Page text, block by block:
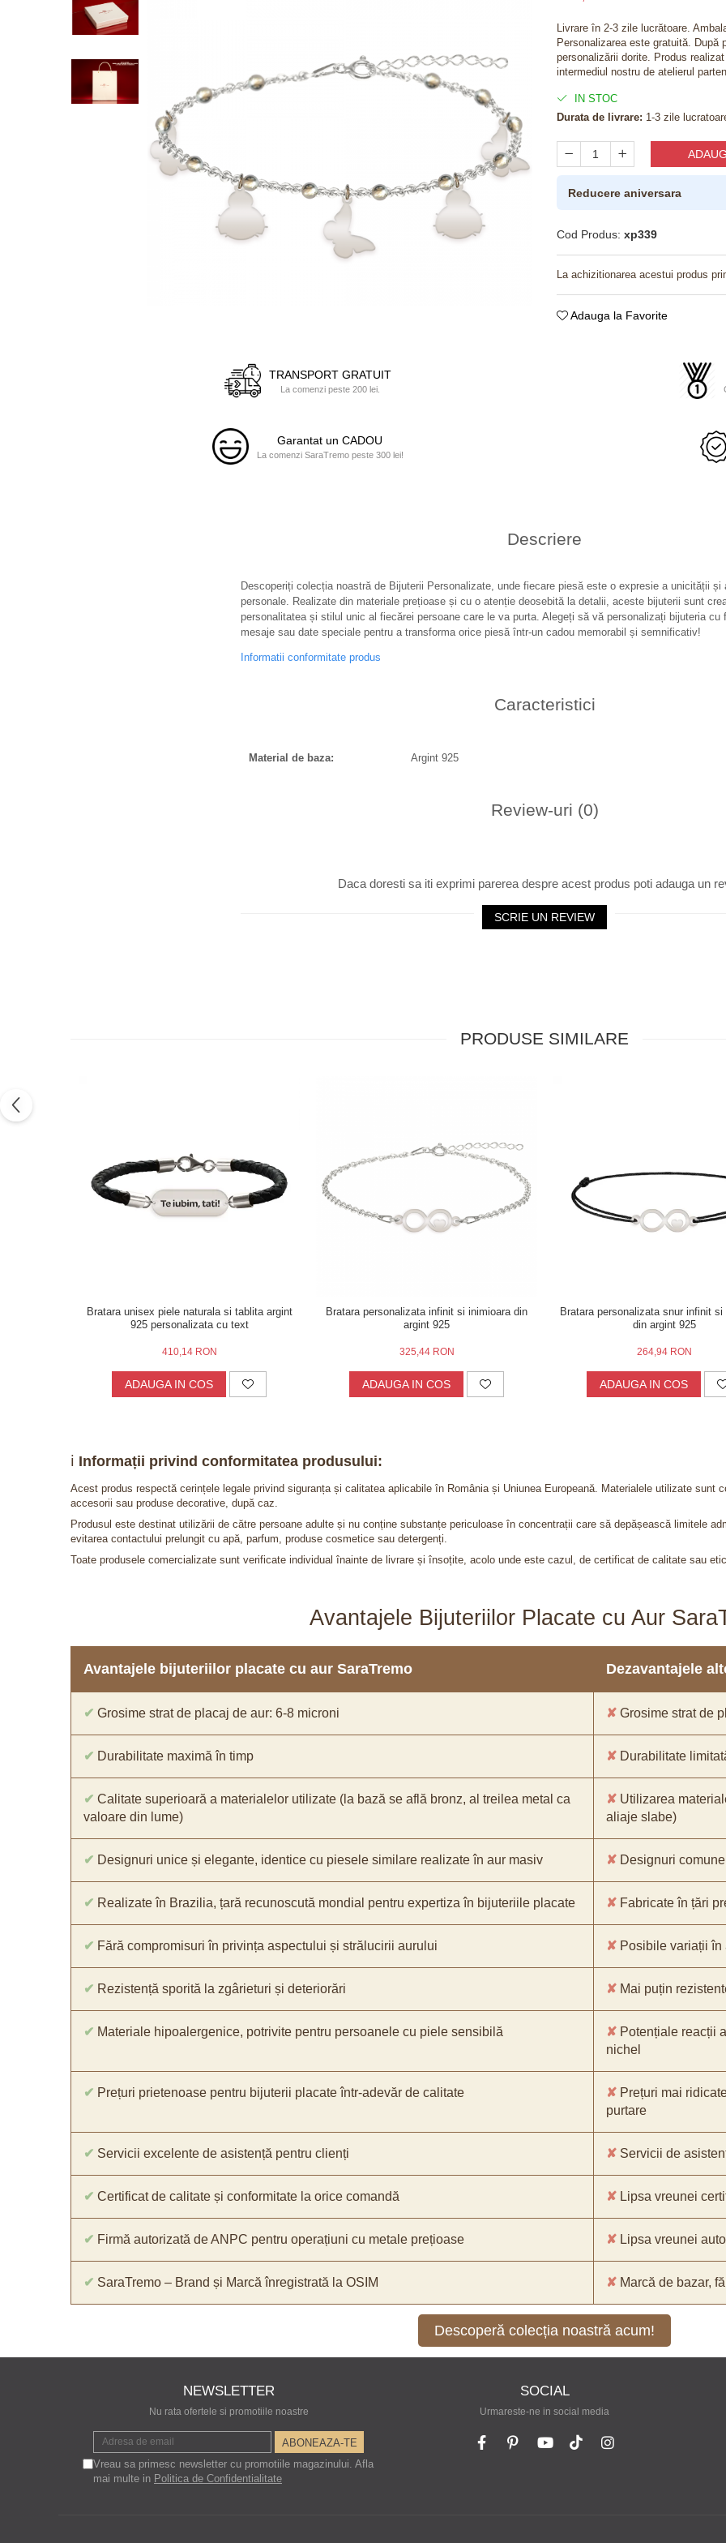
Bijuterii din argint placate cu aur 24K
Livrare în 2-3 zile lucrătoare.
Personalizarea este gratuită.
personalizării dorite. Produs
intermediul nostru de atelierul
IN STOC
Durata de livrare: 1-3 zile
Reducere aniversara
Cod Produs: xp339
La achizitionarea acestui produs
Adauga la Favorite
TRANSPORT GRATUIT
La comenzi peste 200 lei.
Garantat un CADOU
La comenzi SaraTremo peste 300 lei!
Descriere
Descoperiți colecția noastră de Bijuterii Personalizate, unde fiecare piesă este o expresie a unicității și
personale. Realizate din materiale prețioase și cu o atenție deosebită la detalii, aceste bijuterii sunt
personalitatea și stilul unic al fiecărei persoane care le va purta. Alegeți să vă personalizați bijuteria cu
mesaje sau date speciale pentru a transforma orice piesă într-un cadou memorabil și semnificativ!
Informatii conformitate produs
Caracteristici
Material de baza: Argint 925
Review-uri (0)
Daca doresti sa iti exprimi parerea despre acest produs poti adauga un
SCRIE UN REVIEW
PRODUSE SIMILARE
Bratara unisex piele naturala si tablita argint
925 personalizata cu text
410,14 RON
ADAUGA IN COS
Bratara personalizata infinit si inimioara din
argint 925
325,44 RON
ADAUGA IN COS
Bratara personalizata snur infinit si
din argint 925
264,94 RON
ADAUGA IN COS
ℹ️ Informații privind conformitatea produsului:
Acest produs respectă cerințele legale privind siguranța și calitatea aplicabile în România și Uniunea Europeană. Materialele utilizate sunt
accesorii sau produse decorative, după caz.
Produsul este destinat utilizării de către persoane adulte și nu conține substanțe periculoase în concentrații care să depășească limitele
evitarea contactului prelungit cu apă, parfum, produse cosmetice sau detergenți.
Toate produsele comercializate sunt verificate individual înainte de livrare și însoțite, acolo unde este cazul, de certificat de calitate sau
Avantajele Bijuteriilor Placate cu Aur
Avantajele bijuteriilor placate cu aur SaraTremo Dezavantajele
✔ Grosime strat de placaj de aur: 6-8 microni ✘ Grosime strat de
✔ Durabilitate maximă în timp ✘ Durabilitate
✔ Calitate superioară a materialelor utilizate (la bază se află bronz, al treilea metal ca
valoare din lume)
✘ Utilizarea
aliaje slabe)
✔ Designuri unice și elegante, identice cu piesele similare realizate în aur masiv ✘ Designuri
✔ Realizate în Brazilia, țară recunoscută mondial pentru expertiza în bijuteriile placate ✘ Fabricate în țări
✔ Fără compromisuri în privința aspectului și strălucirii aurului ✘ Posibile variații în
✔ Rezistență sporită la zgârieturi și deteriorări ✘ Mai puțin
✔ Materiale hipoalergenice, potrivite pentru persoanele cu piele sensibilă ✘ Potențiale reacții
nichel
✔ Prețuri prietenoase pentru bijuterii placate într-adevăr de calitate ✘ Prețuri mai
purtare
✔ Servicii excelente de asistență pentru clienți ✘ Servicii de
✔ Certificat de calitate și conformitate la orice comandă ✘ Lipsa vreunei
✔ Firmă autorizată de ANPC pentru operațiuni cu metale prețioase ✘ Lipsa vreunei
✔ SaraTremo – Brand și Marcă înregistrată la OSIM ✘ Marcă de bazar,
Descoperă colecția noastră acum!
NEWSLETTER
Nu rata ofertele si promotiile noastre
Vreau sa primesc newsletter cu promotiile magazinului. Afla
mai multe in Politica de Confidentialitate
SOCIAL
Urmareste-ne in social media